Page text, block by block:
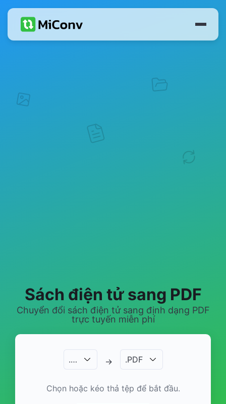
Sách điện tử sang PDF
Chuyển đổi sách điện tử sang định dạng PDF
trực tuyến miễn phí
.… → .PDF
Chọn hoặc kéo thả tệp để bắt đầu.